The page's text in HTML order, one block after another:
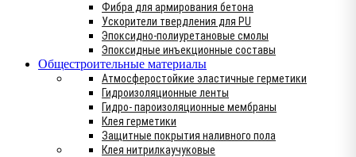
Фибра для армирования бетона
Ускорители твердления для PU
Эпоксидно-полиуретановые смолы
Эпоксидные инъекционные составы
Общестроительные материалы
Атмосферостойкие эластичные герметики
Гидроизоляционные ленты
Гидро- пароизоляционные мембраны
Клея герметики
Защитные покрытия наливного пола
Клея нитрилкаучуковые